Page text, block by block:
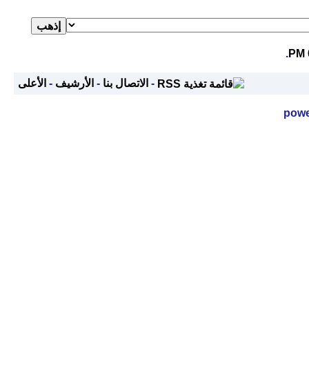
.
- الاتصال بنا - الأرشيف - الأعلى